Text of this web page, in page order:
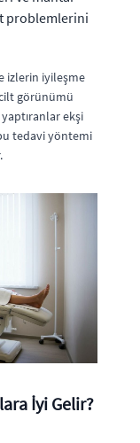
problemlerini
izlerin iyileşme
görünümü
ekşi
tedavi yöntemi
İyi Gelir?